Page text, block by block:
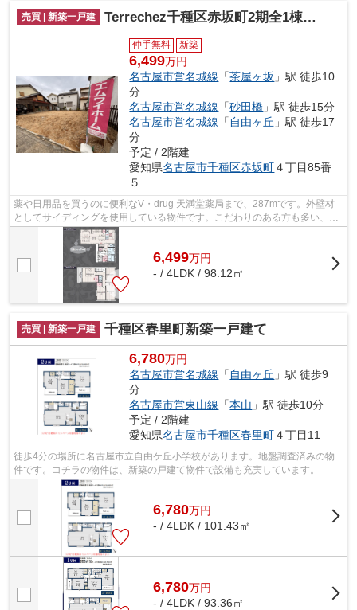
売買 | 新築一戸建 Terrechez千種区赤坂町2期全1棟【仲介手数料無料 上野小 若水中】
仲手無料 新築
6,499万円
名古屋市営名城線 「茶屋ヶ坂 」駅 徒歩10
分
名古屋市営名城線 「砂田橋 」駅 徒歩15分
名古屋市営名城線 「 自由ヶ丘 」駅 徒歩17
分
予定 / 2階建
愛知県名古屋市千種区赤坂町４丁目85番
５
薬や日用品を買うのに便利なV・drug 天満堂薬局まで、287mです。外壁材
としてサイディングを使用している物件です。こだわりのある方も多い、新
築の戸建て物件となっております。こち...
6,499万円
- / 4LDK / 98.12㎡
売買 | 新築一戸建 千種区春里町新築一戸建て
6,780万円
名古屋市営名城線 「 自由ヶ丘 」駅 徒歩9
分
名古屋市営東山線 「本山 」駅 徒歩10分
予定 / 2階建
愛知県名古屋市千種区春里町４丁目11
徒歩4分の場所に名古屋市立自由ケ丘小学校があります。地盤調査済みの物
件です。コチラの物件は、新築の戸建て物件で設備も充実しています。
6,780万円
- / 4LDK / 101.43㎡
6,780万円
- / 4LDK / 93.36㎡